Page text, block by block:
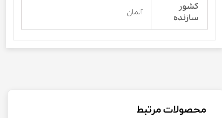
کشور
سازنده
آلمان
محصولات مرتبط